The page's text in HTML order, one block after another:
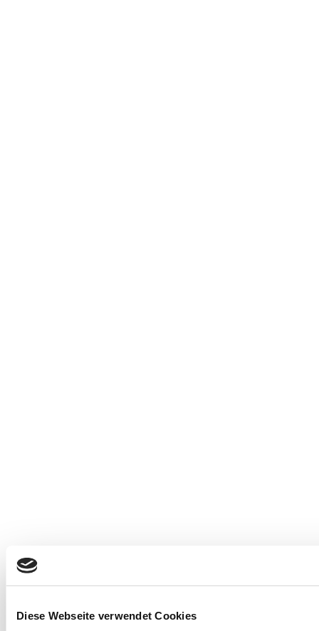
Diese Webseite verwendet Cookies